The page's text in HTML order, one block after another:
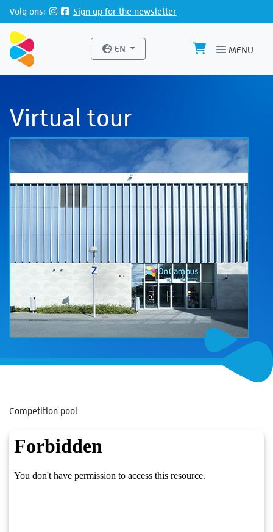
Directly to page contents
Volg ons: Sign up for the newsletter
Website language
EN MENU
Virtual tour
Competition pool